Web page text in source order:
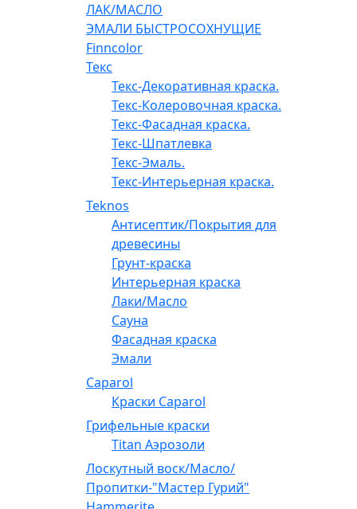
ЛАК/МАСЛО
ЭМАЛИ БЫСТРОСОХНУЩИЕ
Finncolor
Текс
Текс-Декоративная краска.
Текс-Колеровочная краска.
Текс-Фасадная краска.
Текс-Шпатлевка
Текс-Эмаль.
Текс-Интерьерная краска.
Teknos
Антисептик/Покрытия для
древесины
Грунт-краска
Интерьерная краска
Лаки/Масло
Сауна
Фасадная краска
Эмали
Caparol
Краски Caparol
Грифельные краски
Titan Аэрозоли
Лоскутный воск/Масло/
Пропитки-"Мастер Гурий"